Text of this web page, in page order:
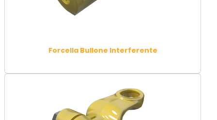
Forcella Bullone Interferente